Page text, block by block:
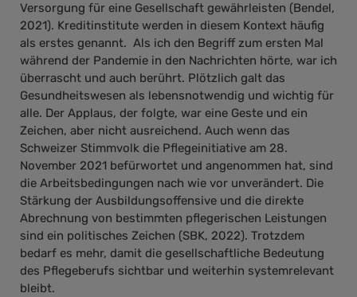
Versorgung für eine Gesellschaft gewährleisten (Bendel,
2021). Kreditinstitute werden in diesem Kontext häufig
als erstes genannt. Als ich den Begriff zum ersten Mal
während der Pandemie in den Nachrichten hörte, war ich
überrascht und auch berührt. Plötzlich galt das
Gesundheitswesen als lebensnotwendig und wichtig für
alle. Der Applaus, der folgte, war eine Geste und ein
Zeichen, aber nicht ausreichend. Auch wenn das
Schweizer Stimmvolk die Pflegeinitiative am 28.
November 2021 befürwortet und angenommen hat, sind
die Arbeitsbedingungen nach wie vor unverändert. Die
Stärkung der Ausbildungsoffensive und die direkte
Abrechnung von bestimmten pflegerischen Leistungen
sind ein politisches Zeichen (SBK, 2022). Trotzdem
bedarf es mehr, damit die gesellschaftliche Bedeutung
des Pflegeberufs sichtbar und weiterhin systemrelevant
bleibt.